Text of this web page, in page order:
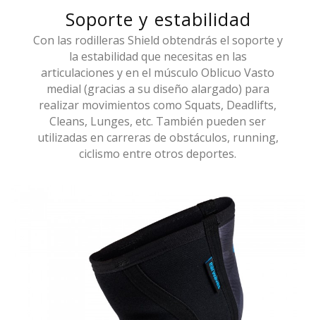
Soporte y estabilidad
Con las rodilleras Shield obtendrás el soporte y
la estabilidad que necesitas en las
articulaciones y en el músculo Oblicuo Vasto
medial (gracias a su diseño alargado) para
realizar movimientos como Squats, Deadlifts,
Cleans, Lunges, etc. También pueden ser
utilizadas en carreras de obstáculos, running,
ciclismo entre otros deportes.